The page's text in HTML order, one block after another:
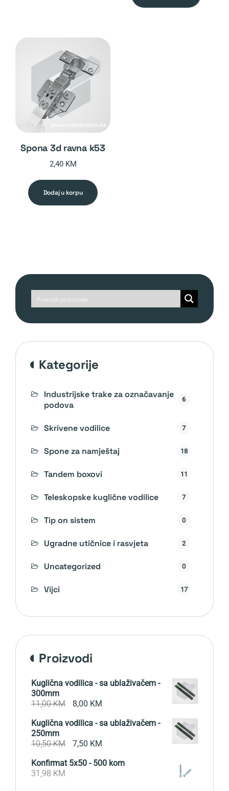
spona 3d ravna k53
2,40 KM
dodaj u korpu
kategorije
Industrijske trake za označavanje
podova
6
Skrivene vodilice 7
Spone za namještaj 18
Tandem boxovi 11
Teleskopske kuglične vodilice 7
Tip on sistem 0
Ugradne utičnice i rasvjeta 2
Uncategorized 0
Vijci 17
proizvodi
Kuglična vodilica - sa ublaživačem -
300mm
11,00KM
Original
was:
8,00 KM
is:
Kuglična vodilica - sa ublaživačem -
250mm
10,50KM
Original
was:
7,50 KM
is:
Konfirmat 5x50 - 500 kom
31,98 KM